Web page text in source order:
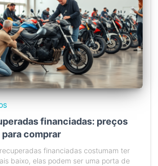
financiadas: preços
comprar
financiadas costumam ter
baixo, elas podem ser uma porta de